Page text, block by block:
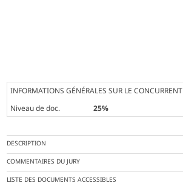
INFORMATIONS GÉNÉRALES SUR LE CONCURRENT
Niveau de doc.
25%
DESCRIPTION
COMMENTAIRES DU JURY
LISTE DES DOCUMENTS ACCESSIBLES